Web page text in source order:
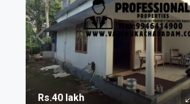
Rs.40 lakh